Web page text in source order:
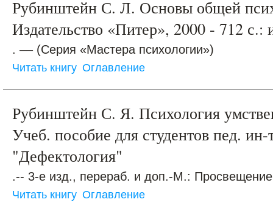
Рубинштейн С. Л. Основы общей
Издательство «Питер», 2000 - 712 с.:
. –– (Серия «Мастера психологии»)
Читать книгу Оглавление
Рубинштейн С. Я. Психология
Учеб. пособие для студентов пед.
"Дефектология"
.-- 3-е изд., перераб. и доп.-М.:
Читать книгу Оглавление